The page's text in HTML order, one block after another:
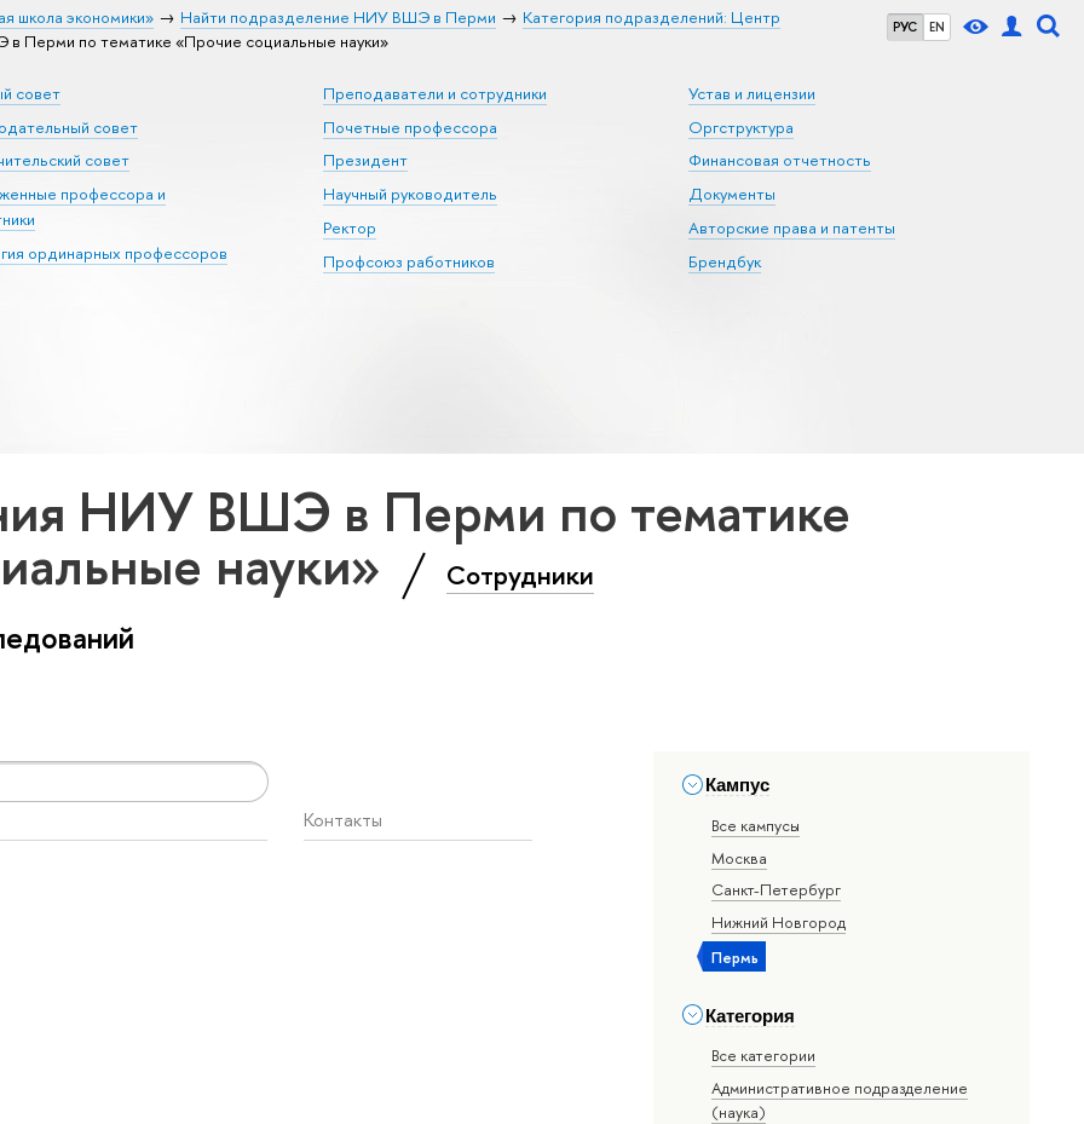
РУС EN
школа экономики» Найти подразделение НИУ ВШЭ в Перми
Категория подразделений: Центр
Перми по тематике «Прочие социальные науки»
совет
совет
совет
профессора и
ординарных профессоров
Преподаватели и сотрудники
Почетные профессора
Президент
Научный руководитель
Ректор
Профсоюз работников
Устав и лицензии
Оргструктура
Финансовая отчетность
Документы
Авторские права и патенты
Брендбук
НИУ ВШЭ в Перми по тематике
науки» Сотрудники
Кампус
Все кампусы
Москва
Санкт-Петербург
Нижний Новгород
Пермь
Категория
Все категории
Административное подразделение
(наука)
Контакты